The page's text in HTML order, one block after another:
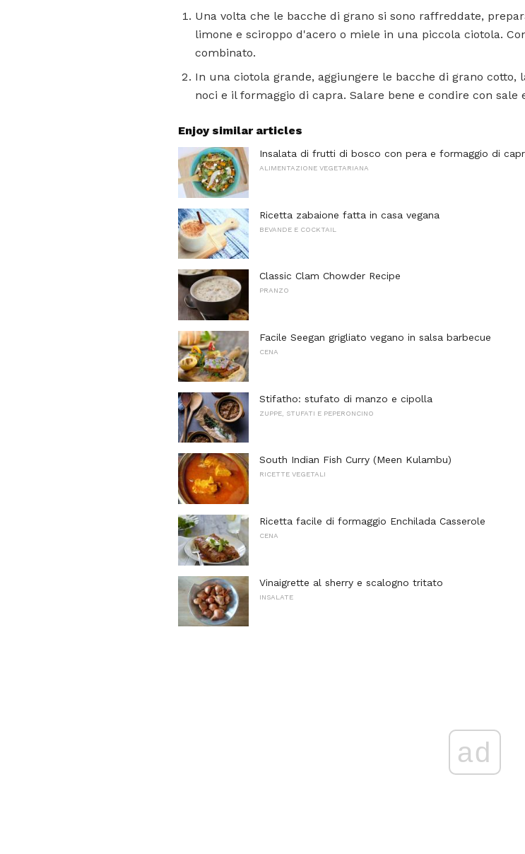
Una volta che le bacche di grano si sono raffreddate,
limone e sciroppo d'acero o miele in una piccola ciotola.
combinato.
In una ciotola grande, aggiungere le bacche di grano
noci e il formaggio di capra. Salare bene e condire con sale
Enjoy similar articles
Insalata di frutti di bosco con pera e formaggio di
ALIMENTAZIONE VEGETARIANA
Ricetta zabaione fatta in casa vegana
BEVANDE E COCKTAIL
Classic Clam Chowder Recipe
PRANZO
Facile Seegan grigliato vegano in salsa barbecue
CENA
Stifatho: stufato di manzo e cipolla
ZUPPE, STUFATI E PEPERONCINO
South Indian Fish Curry (Meen Kulambu)
RICETTE VEGETALI
Ricetta facile di formaggio Enchilada Casserole
CENA
Vinaigrette al sherry e scalogno tritato
INSALATE
ad